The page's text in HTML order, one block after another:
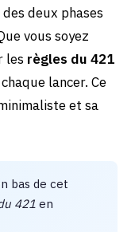
deux phases
vous soyez
les règles du 421
lancer. Ce
et sa
bas de cet
421 en